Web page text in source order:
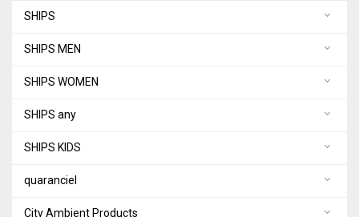
SHIPS
SHIPS MEN
SHIPS WOMEN
SHIPS any
SHIPS KIDS
quaranciel
City Ambient Products